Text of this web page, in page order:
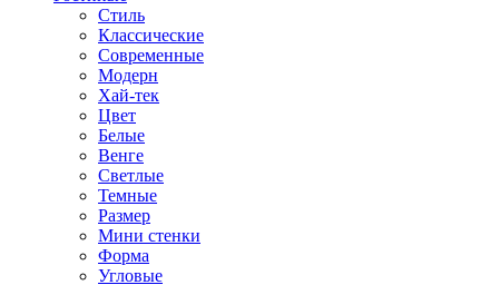
Стиль
Классические
Современные
Модерн
Хай-тек
Цвет
Белые
Венге
Светлые
Темные
Размер
Мини стенки
Форма
Угловые